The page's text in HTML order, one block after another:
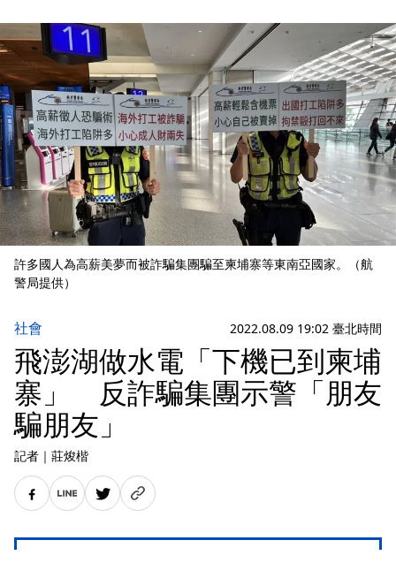
許多國人為高薪美夢而被詐騙集團騙至柬埔寨等東南亞國家。（航
警局提供）
社會 2022.08.09 19:02 臺北時間
飛澎湖做水電「下機已到柬埔
寨」 反詐騙集團示警「朋友
騙朋友」
記者 ｜ 莊焌楷